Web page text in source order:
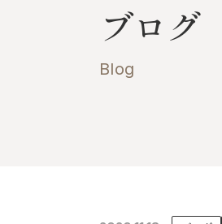
ブログ
Blog